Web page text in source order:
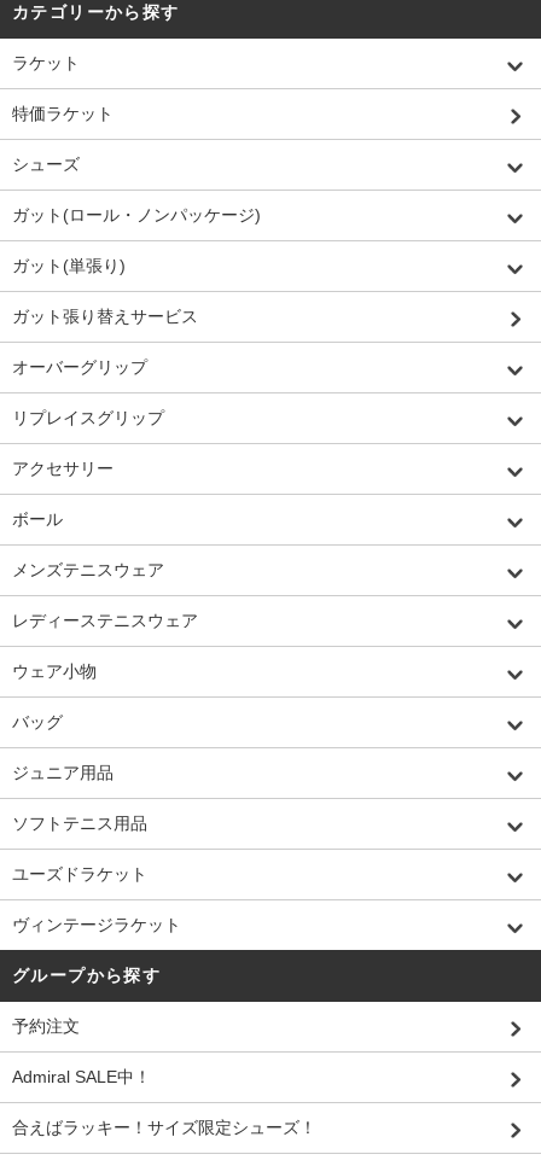
カテゴリーから探す
ラケット
特価ラケット
シューズ
ガット(ロール・ノンパッケージ)
ガット(単張り)
ガット張り替えサービス
オーバーグリップ
リプレイスグリップ
アクセサリー
ボール
メンズテニスウェア
レディーステニスウェア
ウェア小物
バッグ
ジュニア用品
ソフトテニス用品
ユーズドラケット
ヴィンテージラケット
グループから探す
予約注文
Admiral SALE中！
合えばラッキー！サイズ限定シューズ！